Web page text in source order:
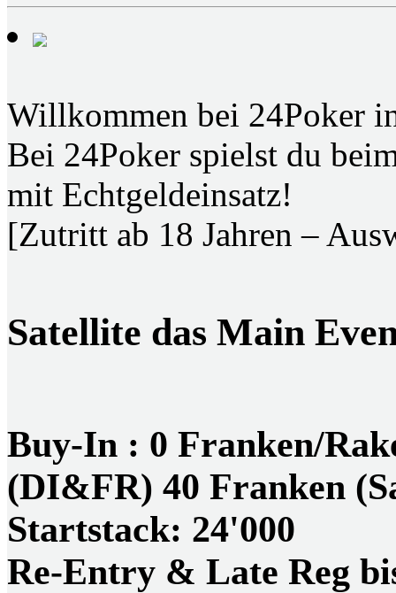
Willkommen bei 24Poker
Bei 24Poker spielst du
mit Echtgeldeinsatz!
[Zutritt ab 18 Jahren –
Satellite das Main
Buy-In : 0 Franken/
(DI&FR) 40 Franken
Startstack: 24'000
Re-Entry & Late Reg